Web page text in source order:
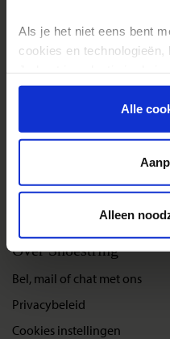
Als je het niet eens bent
cookies en technologieën,
onder aan de pagina op
toekomst wijzigen.Alle
Alleen
Groepsreizen
Festivalreizen
Nieuwe reizen
Over Shoestring
Bel, mail of chat met ons
Privacybeleid
Cookies instellingen